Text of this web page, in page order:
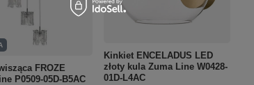
FROZE
P0509-05D-B5AC
Kinkiet ENCELADUS LED
złoty kula Zuma Line W0428-
01D-L4AC